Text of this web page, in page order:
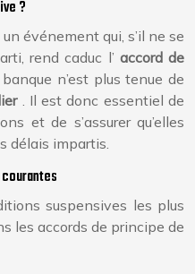
?
événement qui, s’il ne se
rend caduc l’ accord de
n’est plus tenue de
. Il est donc essentiel de
et de s’assurer qu’elles
délais impartis.
suspensives les plus
les accords de principe de